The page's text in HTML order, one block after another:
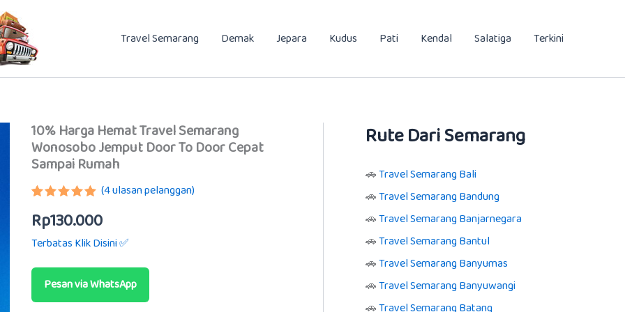
Travel Semarang Demak Jepara Kudus Pati Kendal Salatiga Terkini
10% Harga Hemat Travel Semarang
Wonosobo Jemput Door To Door Cepat
Sampai Rumah
5.00dari 5
berdasarkan
penilaian
(4ulasan pelanggan)
Rp130.000
Terbatas Klik Disini ✅
Pesan via WhatsApp
Rute Dari Semarang
🚗Travel Semarang Bali
🚗Travel Semarang Bandung
🚗Travel Semarang Banjarnegara
🚗Travel Semarang Bantul
🚗Travel Semarang Banyumas
🚗Travel Semarang Banyuwangi
🚗Travel Semarang Batang